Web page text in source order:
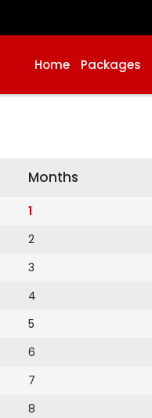
Home Packages
Months
1
2
3
4
5
6
7
8